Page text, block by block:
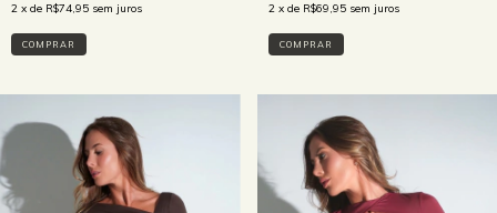
2 x de R$74,95 sem juros
COMPRAR
2 x de R$69,95 sem juros
COMPRAR